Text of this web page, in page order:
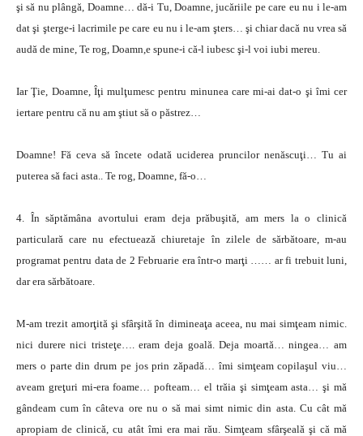
şi să nu plângă, Doamne… dă-i Tu, Doamne, jucăriile pe care eu nu i le-am
dat şi şterge-i lacrimile pe care eu nu i le-am şters… şi chiar dacă nu vrea să
audă de mine, Te rog, Doamn,e spune-i că-l iubesc şi-l voi iubi mereu.
Iar Ţie, Doamne, Îţi mulţumesc pentru minunea care mi-ai dat-o şi îmi cer
iertare pentru că nu am ştiut să o păstrez…
Doamne! Fă ceva să încete odată uciderea pruncilor nenăscuţi… Tu ai
puterea să faci asta.. Te rog, Doamne, fă-o…
4. În săptămâna avortului eram deja prăbuşită, am mers la o clinică
particulară care nu efectuează chiuretaje în zilele de sărbătoare, m-au
programat pentru data de 2 Februarie era într-o marţi …… ar fi trebuit luni,
dar era sărbătoare.
M-am trezit amorţită şi sfârşită în dimineaţa aceea, nu mai simţeam nimic.
nici durere nici tristeţe…. eram deja goală. Deja moartă… ningea… am
mers o parte din drum pe jos prin zăpadă… îmi simţeam copilaşul viu…
aveam greţuri mi-era foame… pofteam… el trăia şi simţeam asta… şi mă
gândeam cum în câteva ore nu o să mai simt nimic din asta. Cu cât mă
apropiam de clinică, cu atât îmi era mai rău. Simţeam sfârşeală şi că mă